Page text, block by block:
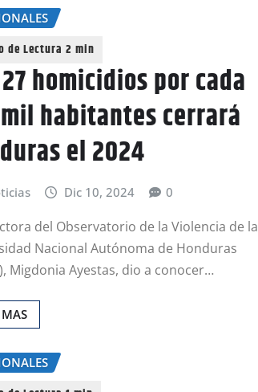
homicidios por cada
habitantes cerrará
el 2024
Dic 10, 2024 0
del Observatorio de la Violencia de la
Nacional Autónoma de Honduras
Migdonia Ayestas, dio a conocer…
MAS